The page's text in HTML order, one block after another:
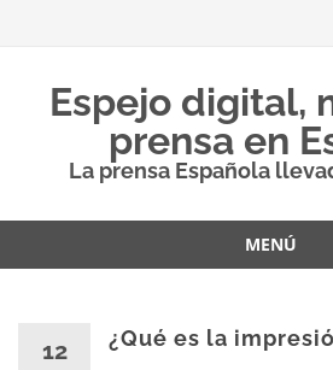
contenido
Espejo digital,
prensa en
La prensa Española
MENÚ
12 ¿Qué es la